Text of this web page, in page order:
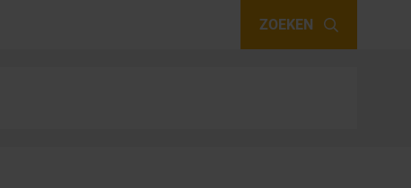
ZOEKEN